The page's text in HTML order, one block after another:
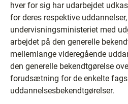
hver for sig har udarbejdet
for deres respektive
undervisningsministeriet med
arbejdet på den generelle
mellemlange videregående
den generelle bekendtgørelse
forudsætning for de enkelte fags
uddannelsesbekendtgørelser.